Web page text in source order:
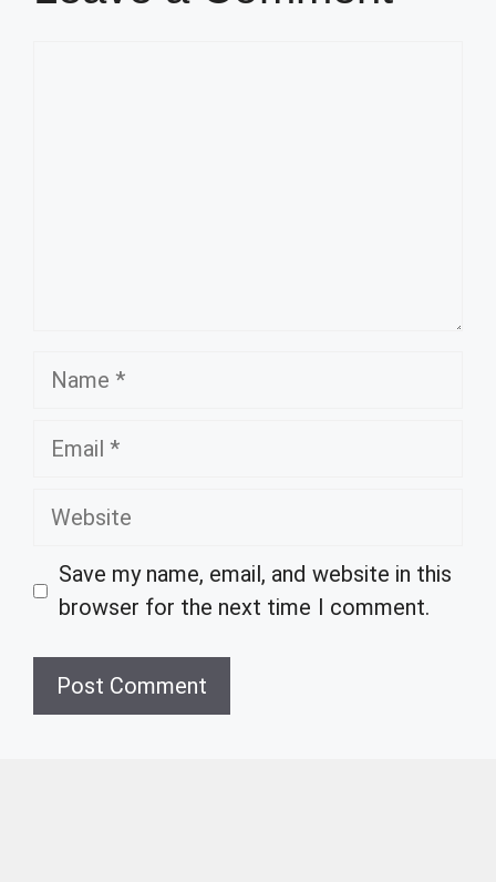
Name
Email
Website
Save my name, email, and website in this
browser for the next time I comment.